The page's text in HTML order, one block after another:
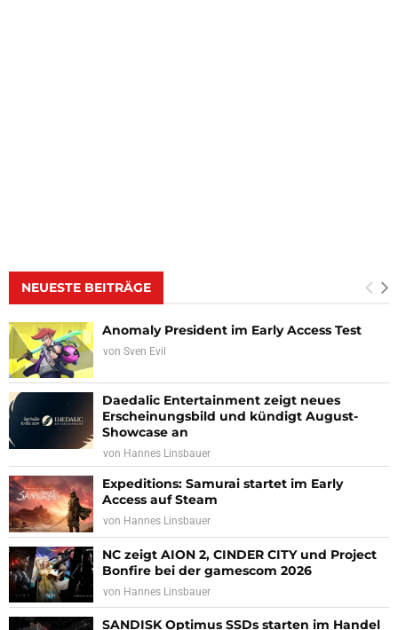
NEUESTE BEITRÄGE
Anomaly President im Early Access Test
von Sven Evil
Daedalic Entertainment zeigt neues
Erscheinungsbild und kündigt August-
Showcase an
von Hannes Linsbauer
Expeditions: Samurai startet im Early
Access auf Steam
von Hannes Linsbauer
NC zeigt AION 2, CINDER CITY und Project
Bonfire bei der gamescom 2026
von Hannes Linsbauer
SANDISK Optimus SSDs starten im Handel